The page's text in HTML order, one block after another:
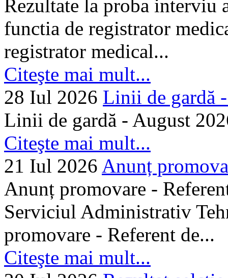
Rezultate la proba interviu
functia de registrator
registrator medical...
Citeşte mai mult...
28 Iul 2026 Linii de gardă
Linii de gardă - August
Citeşte mai mult...
21 Iul 2026 Anunț
Anunț promovare -
Serviciul Administrativ
promovare - Referent de...
Citeşte mai mult...